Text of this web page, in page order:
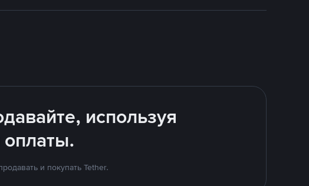
используя
и покупать Tether.